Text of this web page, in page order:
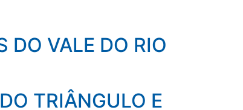
DO VALE DO RIO
TRIÂNGULO E